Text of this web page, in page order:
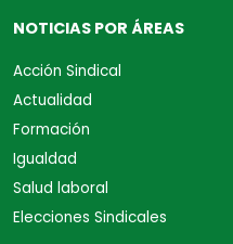
NOTICIAS POR ÁREAS
Acción Sindical
Actualidad
Formación
Igualdad
Salud laboral
Elecciones Sindicales